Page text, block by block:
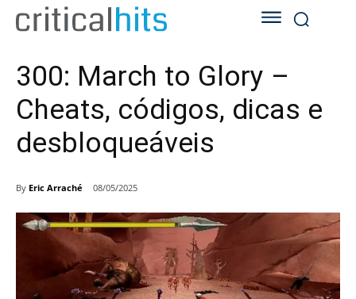
300: March to Glory –
Cheats, códigos, dicas e
desbloqueáveis
By Eric Arraché 08/05/2025